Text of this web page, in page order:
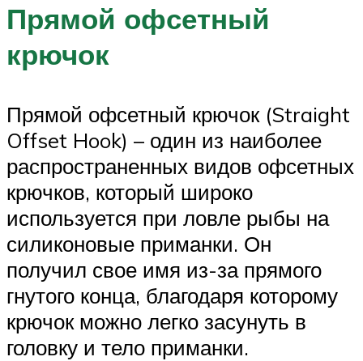
Прямой офсетный
крючок
Прямой офсетный крючок (Straight
Offset Hook) – один из наиболее
распространенных видов офсетных
крючков, который широко
используется при ловле рыбы на
силиконовые приманки. Он
получил свое имя из-за прямого
гнутого конца, благодаря которому
крючок можно легко засунуть в
головку и тело приманки.